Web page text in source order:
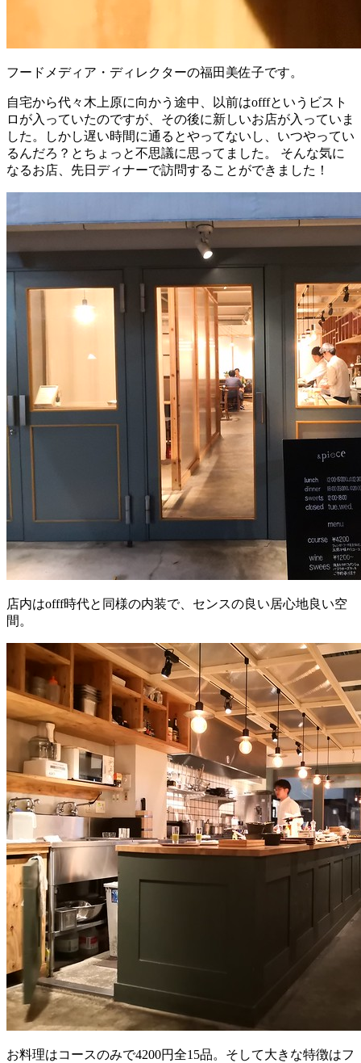
フードメディア・ディレクターの福田美佐子です。
自宅から代々木上原に向かう途中、以前はofffというビスト
ロが入っていたのですが、その後に新しいお店が入っていま
した。しかし遅い時間に通るとやってないし、いつやってい
るんだろ？とちょっと不思議に思ってました。 そんな気に
なるお店、先日ディナーで訪問することができました！
店内はofff時代と同様の内装で、センスの良い居心地良い空
間。
お料理はコースのみで4200円全15品。そして大きな特徴はフ